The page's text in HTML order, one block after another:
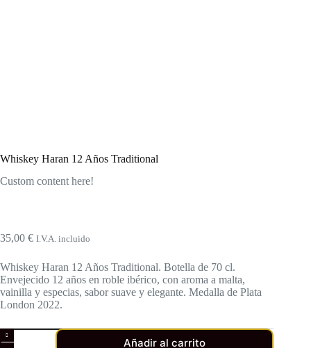
Whiskey Haran 12 Años Traditional
Custom content here!
35,00 € I.V.A. incluido
Whiskey Haran 12 Años Traditional. Botella de 70 cl.
Envejecido 12 años en roble ibérico, con aroma a malta,
vainilla y especias, sabor suave y elegante. Medalla de Plata
London 2022.
Whiskey
Haran
Añadir al carrito